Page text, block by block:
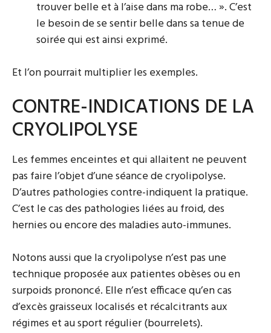
trouver belle et à l’aise dans ma robe… ». C’est
le besoin de se sentir belle dans sa tenue de
soirée qui est ainsi exprimé.
Et l’on pourrait multiplier les exemples.
CONTRE-INDICATIONS DE LA
CRYOLIPOLYSE
Les femmes enceintes et qui allaitent ne peuvent
pas faire l’objet d’une séance de cryolipolyse.
D’autres pathologies contre-indiquent la pratique.
C’est le cas des pathologies liées au froid, des
hernies ou encore des maladies auto-immunes.
Notons aussi que la cryolipolyse n’est pas une
technique proposée aux patientes obèses ou en
surpoids prononcé. Elle n’est efficace qu’en cas
d’excès graisseux localisés et récalcitrants aux
régimes et au sport régulier (bourrelets).